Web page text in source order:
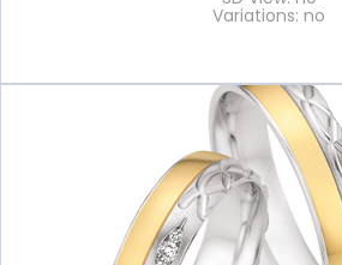
Variations: no